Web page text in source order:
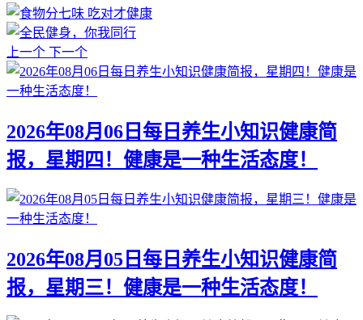
上一个 下一个
2026年08月06日每日养生小知识健康简
报，星期四！健康是一种生活态度！
2026年08月05日每日养生小知识健康简
报，星期三！健康是一种生活态度！